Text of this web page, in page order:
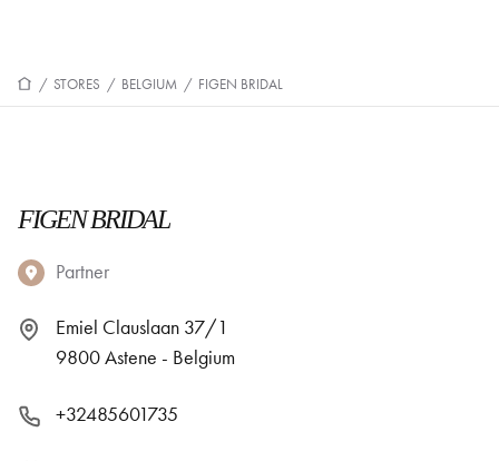
/ STORES / BELGIUM / FIGEN BRIDAL
FIGEN BRIDAL
Partner
Emiel Clauslaan 37/1
9800 Astene - Belgium
+32485601735